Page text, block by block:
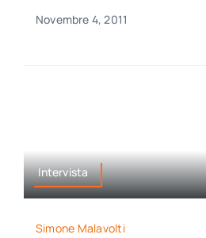
Novembre 4, 2011
Intervista
Simone Malavolti